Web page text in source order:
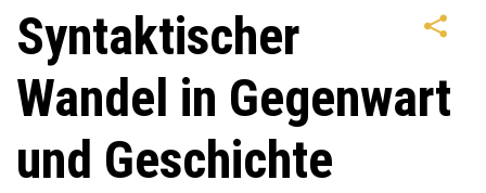
Syntaktischer
Wandel in Gegenwart
und Geschichte